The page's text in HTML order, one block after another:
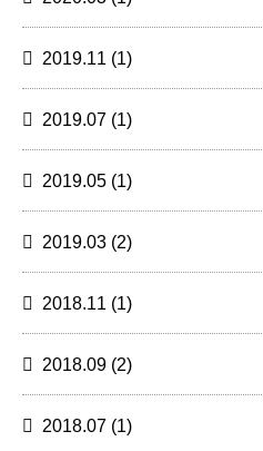
2019.11 (1)
2019.07 (1)
2019.05 (1)
2019.03 (2)
2018.11 (1)
2018.09 (2)
2018.07 (1)